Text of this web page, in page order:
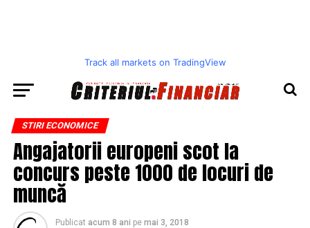
Track all markets on TradingView
STIRI ECONOMICE
Angajatorii europeni scot la
concurs peste 1000 de locuri de
muncă
Publicat acum 8 ani pe mai 3, 2018